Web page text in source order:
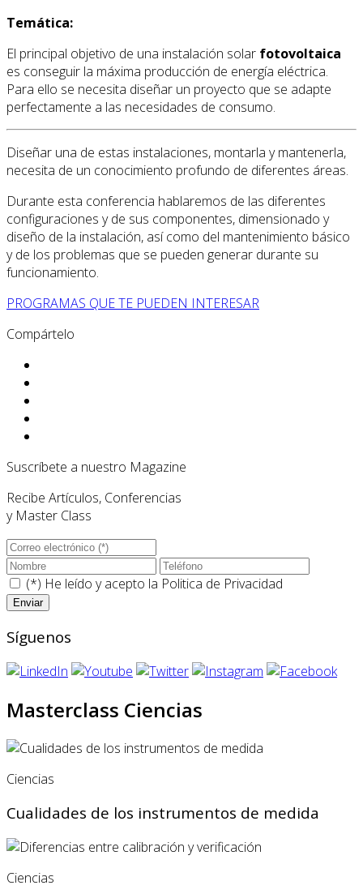
Temática:
El principal objetivo de una instalación solar fotovoltaica
es conseguir la máxima producción de energía eléctrica.
Para ello se necesita diseñar un proyecto que se adapte
perfectamente a las necesidades de consumo.
Diseñar una de estas instalaciones, montarla y mantenerla,
necesita de un conocimiento profundo de diferentes áreas.
Durante esta conferencia hablaremos de las diferentes
configuraciones y de sus componentes, dimensionado y
diseño de la instalación, así como del mantenimiento básico
y de los problemas que se pueden generar durante su
funcionamiento.
PROGRAMAS QUE TE PUEDEN INTERESAR
Compártelo
Suscríbete a nuestro Magazine
Recibe Artículos, Conferencias
y Master Class
(*) He leído y acepto la Politica de Privacidad
Síguenos
Masterclass Ciencias
Ciencias
Cualidades de los instrumentos de medida
Ciencias